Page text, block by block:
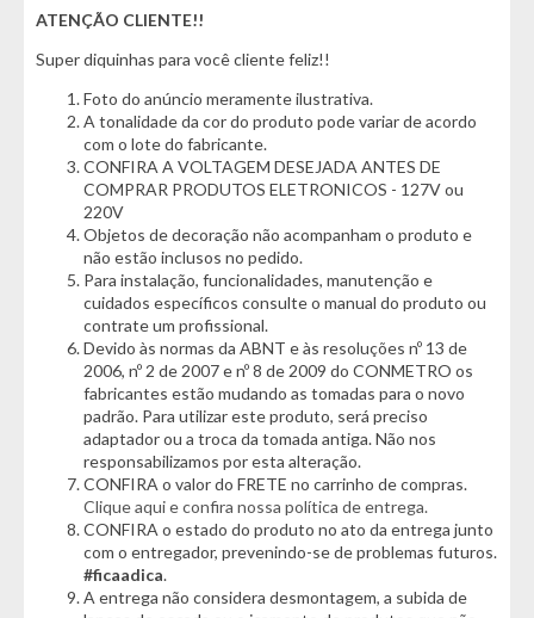
direção, tornando a locomoção pelo aeroporto ou pelas ruas
permite o ajuste de altura ideal para diferentes usuários,
necessário levantar ou carregar a mala.
No interior, o conforto e a organização são priorizados.
Totalmente forrada, a Mala Hongda possui um bolso interno
de tela com zíper perfeito para armazenar documentos ou
objetos menores com visibilidade e acesso rápido. Além disso,
o elástico para acomodar roupas mantém tudo no lugar,
evitando que os itens se desloquem durante a viagem. Com
um design moderno e funcional, essa mala une resistência,
estilo e praticidade em um único produto.
Ideal para quem não abre mão de qualidade e eficiência, a Mala
Hongda é otimizada para oferecer a melhor experiência de
viagem. Seja para viagens a trabalho ou lazer, ela atende às
necessidades dos viajantes modernos. Adquira agora a sua e
transforme cada deslocamento em uma jornada tranquila e
organizada com a Mala para Viagem Hongda com 4 Rodas
Duplas - onde segurança, mobilidade e resistência caminham
juntas.
*Características informadas pelo fabricante da marca*
ATENÇÃO CLIENTE!!
Super diquinhas para você cliente feliz!!
Foto do anúncio meramente ilustrativa.
A tonalidade da cor do produto pode variar de acordo
com o lote do fabricante.
CONFIRA A VOLTAGEM DESEJADA ANTES DE
COMPRAR PRODUTOS ELETRONICOS - 127V ou
220V
Objetos de decoração não acompanham o produto e
não estão inclusos no pedido.
Para instalação, funcionalidades, manutenção e
cuidados específicos consulte o manual do produto ou
contrate um profissional.
Devido às normas da ABNT e às resoluções nº 13 de
2006, nº 2 de 2007 e nº 8 de 2009 do CONMETRO os
fabricantes estão mudando as tomadas para o novo
padrão. Para utilizar este produto, será preciso
adaptador ou a troca da tomada antiga. Não nos
responsabilizamos por esta alteração.
CONFIRA o valor do FRETE no carrinho de compras.
Clique aqui e confira nossa política de entrega.
CONFIRA o estado do produto no ato da entrega junto
com o entregador, prevenindo-se de problemas futuros.
#ficaadica.
A entrega não considera desmontagem, a subida de